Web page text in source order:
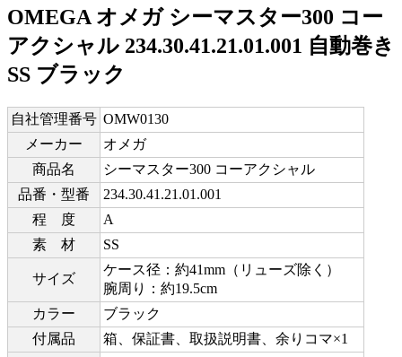
OMEGA オメガ シーマスター300 コー
アクシャル 234.30.41.21.01.001 自動巻き
SS ブラック
自社管理番号 OMW0130
メーカー
オメガ
商品名
シーマスター300 コーアクシャル
品番・型番
234.30.41.21.01.001
程 度
A
素 材
SS
サイズ
ケース径：約41mm（リューズ除く）
腕周り：約19.5cm
カラー
ブラック
付属品
箱、保証書、取扱説明書、余りコマ×1